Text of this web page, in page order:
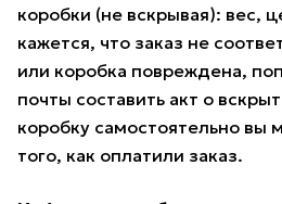
коробки (не вскрывая): вес,
кажется, что заказ не
или коробка повреждена,
почты составить акт о
коробку самостоятельно вы
того, как оплатили заказ.